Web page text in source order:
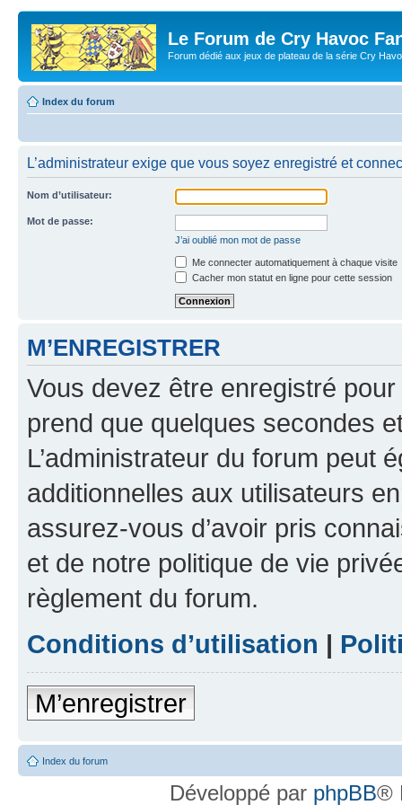
Le Forum de Cry Havoc
Forum dédié aux jeux de plateau de la série Cry
Index du forum
L’administrateur exige que vous soyez enregistré et
Nom d’utilisateur:
Mot de passe:
J’ai oublié mon mot de passe
Me connecter automatiquement à chaque visite
Cacher mon statut en ligne pour cette session
M’ENREGISTRER
Vous devez être enregistré
prend que quelques secondes
L’administrateur du forum peut
additionnelles aux utilisateurs
assurez-vous d’avoir pris
et de notre politique de vie
règlement du forum.
Conditions d’utilisation |
M’enregistrer
Index du forum
Développé par phpBB®